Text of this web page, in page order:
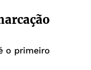
o primeiro